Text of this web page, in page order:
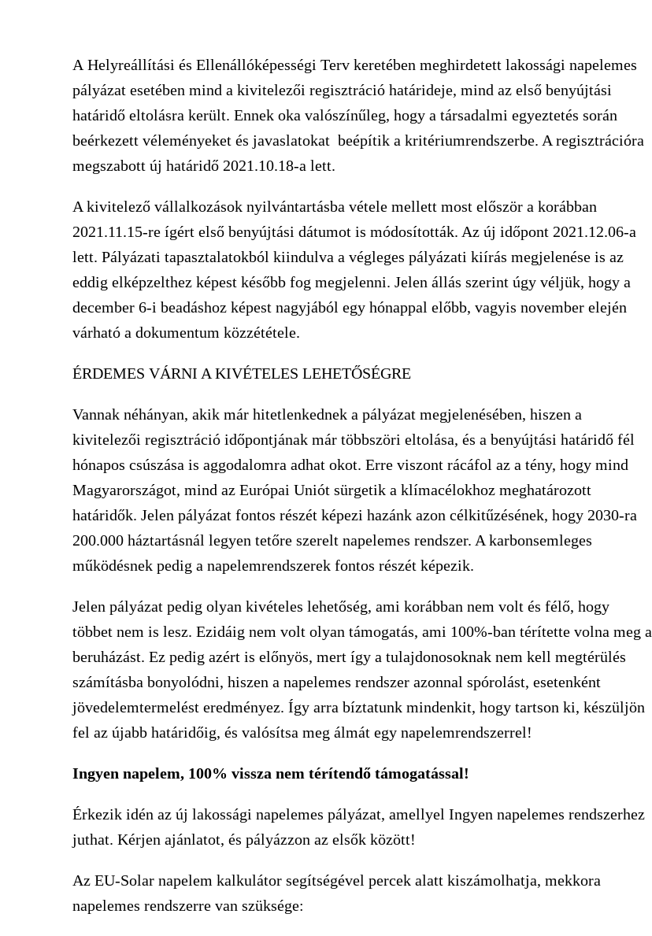
A Helyreállítási és Ellenállóképességi Terv keretében meghirdetett lakossági napelemes
pályázat esetében mind a kivitelezői regisztráció határideje, mind az első benyújtási
határidő eltolásra került. Ennek oka valószínűleg, hogy a társadalmi egyeztetés során
beérkezett véleményeket és javaslatokat beépítik a kritériumrendszerbe. A regisztrációra
megszabott új határidő 2021.10.18-a lett.
A kivitelező vállalkozások nyilvántartásba vétele mellett most először a korábban
2021.11.15-re ígért első benyújtási dátumot is módosították. Az új időpont 2021.12.06-a
lett. Pályázati tapasztalatokból kiindulva a végleges pályázati kiírás megjelenése is az
eddig elképzelthez képest később fog megjelenni. Jelen állás szerint úgy véljük, hogy a
december 6-i beadáshoz képest nagyjából egy hónappal előbb, vagyis november elején
várható a dokumentum közzététele.
ÉRDEMES VÁRNI A KIVÉTELES LEHETŐSÉGRE
Vannak néhányan, akik már hitetlenkednek a pályázat megjelenésében, hiszen a
kivitelezői regisztráció időpontjának már többszöri eltolása, és a benyújtási határidő fél
hónapos csúszása is aggodalomra adhat okot. Erre viszont rácáfol az a tény, hogy mind
Magyarországot, mind az Európai Uniót sürgetik a klímacélokhoz meghatározott
határidők. Jelen pályázat fontos részét képezi hazánk azon célkitűzésének, hogy 2030-ra
200.000 háztartásnál legyen tetőre szerelt napelemes rendszer. A karbonsemleges
működésnek pedig a napelemrendszerek fontos részét képezik.
Jelen pályázat pedig olyan kivételes lehetőség, ami korábban nem volt és félő, hogy
többet nem is lesz. Ezidáig nem volt olyan támogatás, ami 100%-ban térítette volna meg a
beruházást. Ez pedig azért is előnyös, mert így a tulajdonosoknak nem kell megtérülés
számításba bonyolódni, hiszen a napelemes rendszer azonnal spórolást, esetenként
jövedelemtermelést eredményez. Így arra bíztatunk mindenkit, hogy tartson ki, készüljön
fel az újabb határidőig, és valósítsa meg álmát egy napelemrendszerrel!
Ingyen napelem, 100% vissza nem térítendő támogatással!
Érkezik idén az új lakossági napelemes pályázat, amellyel Ingyen napelemes rendszerhez
juthat. Kérjen ajánlatot, és pályázzon az elsők között!
Az EU-Solar napelem kalkulátor segítségével percek alatt kiszámolhatja, mekkora
napelemes rendszerre van szüksége: